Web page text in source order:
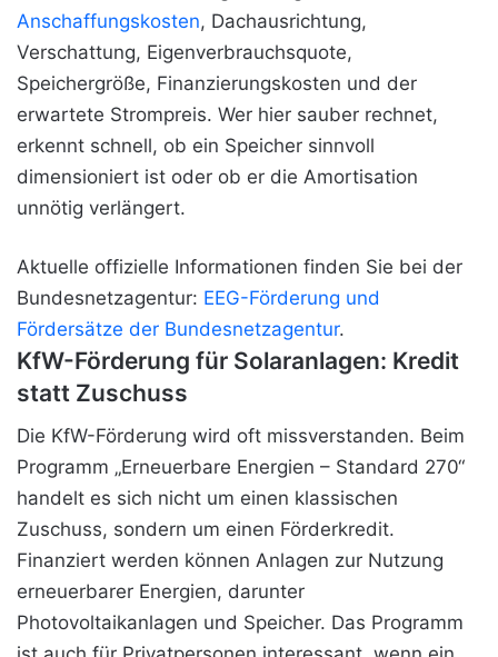
Anschaffungskosten, Dachausrichtung,
Verschattung, Eigenverbrauchsquote,
Speichergröße, Finanzierungskosten und der
erwartete Strompreis. Wer hier sauber rechnet,
erkennt schnell, ob ein Speicher sinnvoll
dimensioniert ist oder ob er die Amortisation
unnötig verlängert.
Aktuelle offizielle Informationen finden Sie bei der
Bundesnetzagentur: EEG-Förderung und
Fördersätze der Bundesnetzagentur.
KfW-Förderung für Solaranlagen: Kredit
statt Zuschuss
Die KfW-Förderung wird oft missverstanden. Beim
Programm „Erneuerbare Energien – Standard 270“
handelt es sich nicht um einen klassischen
Zuschuss, sondern um einen Förderkredit.
Finanziert werden können Anlagen zur Nutzung
erneuerbarer Energien, darunter
Photovoltaikanlagen und Speicher. Das Programm